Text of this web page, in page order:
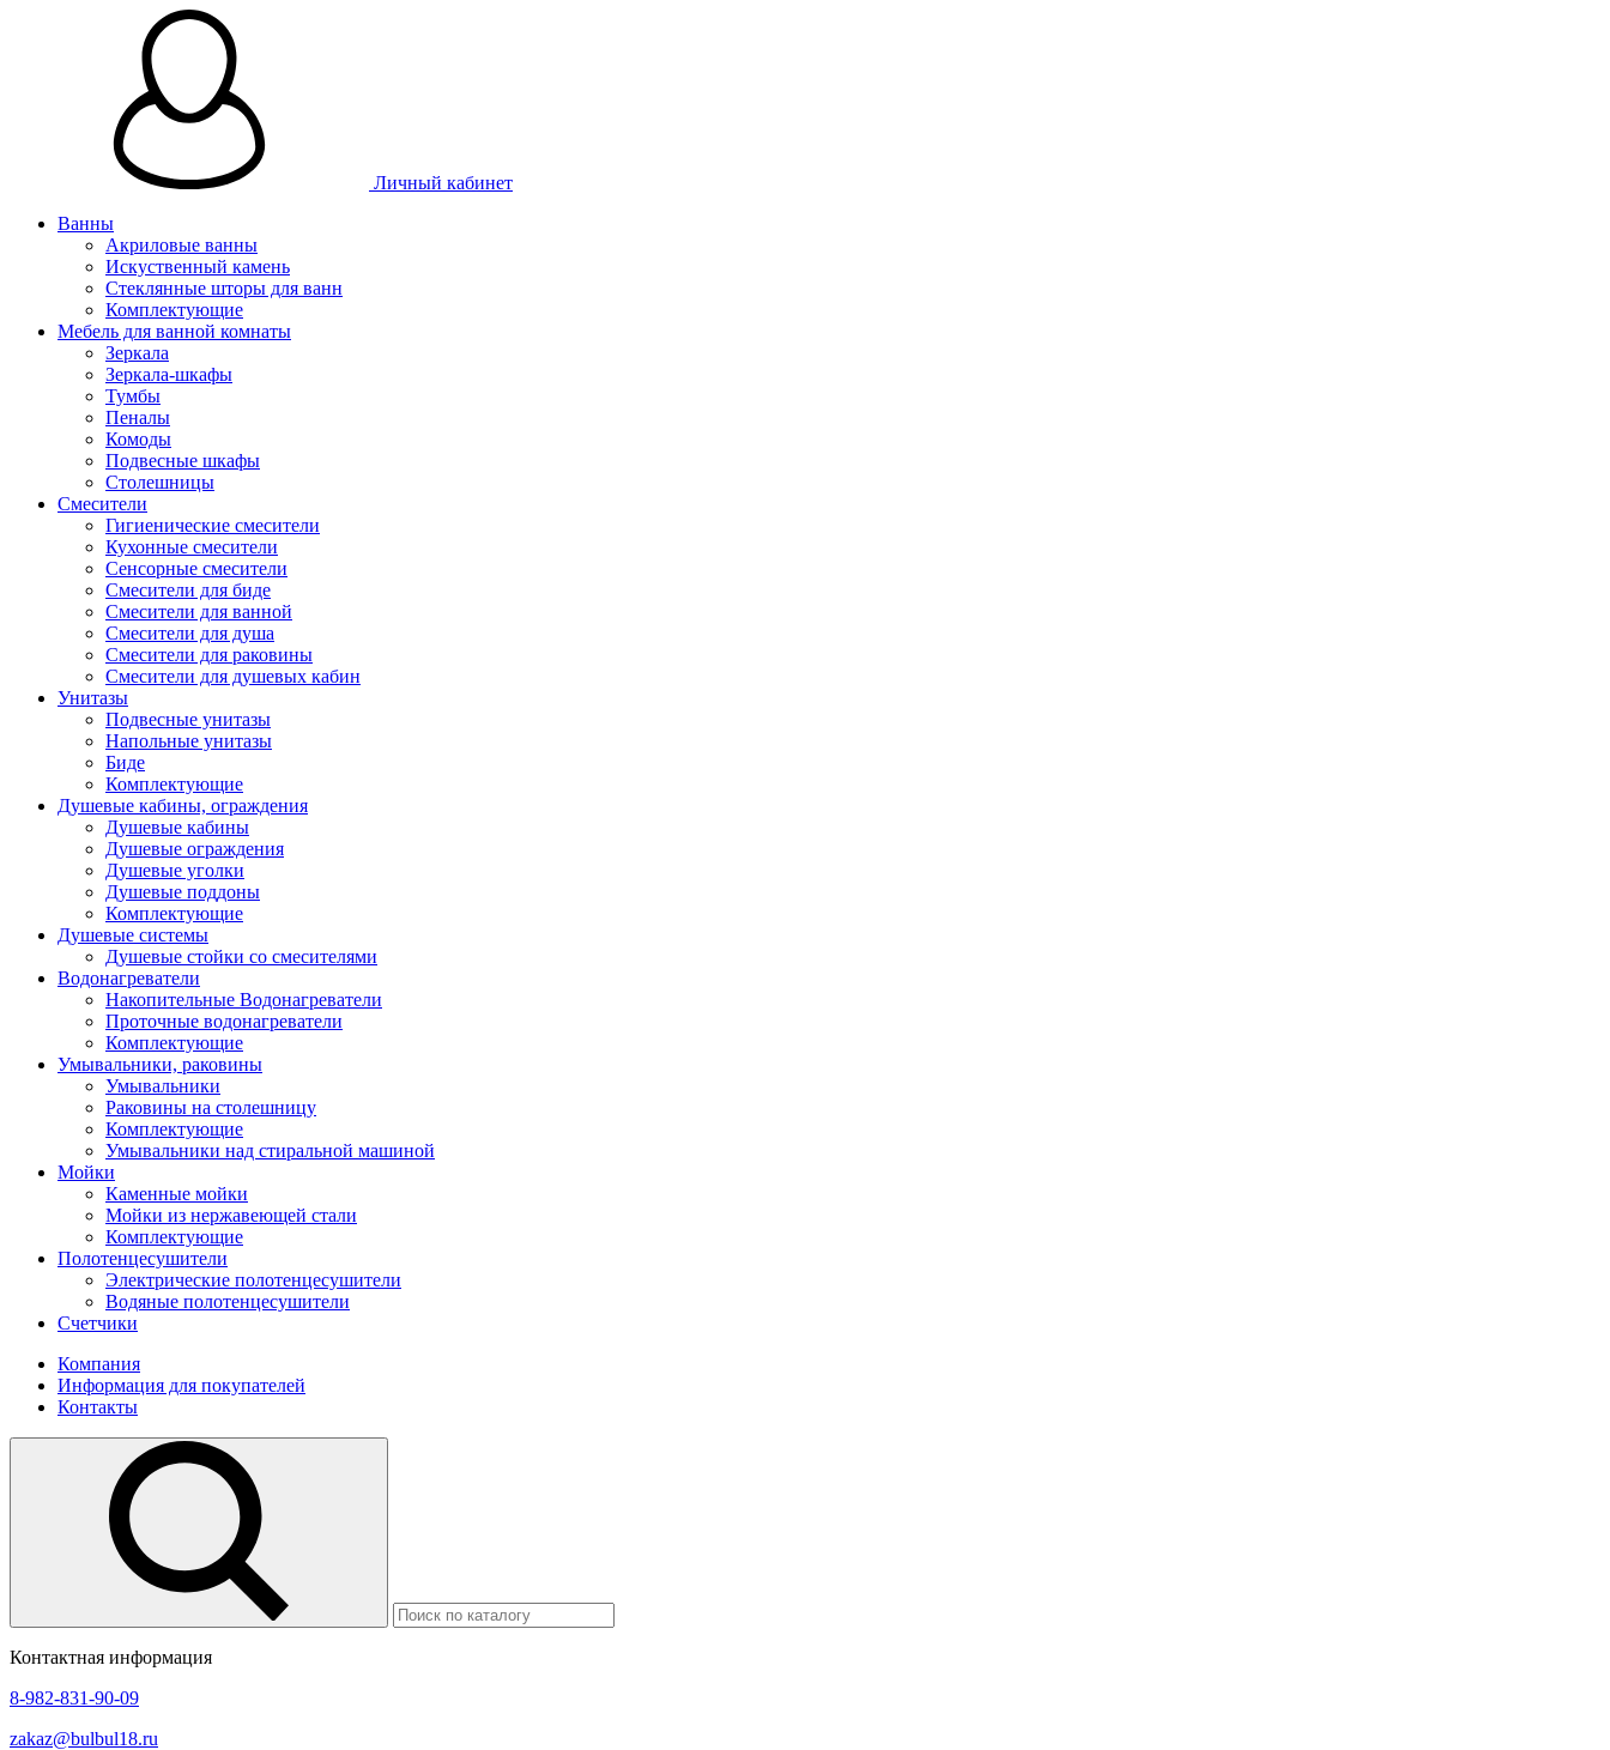
Личный кабинет
Ванны
Акриловые ванны
Искуственный камень
Стеклянные шторы для ванн
Комплектующие
Мебель для ванной комнаты
Зеркала
Зеркала-шкафы
Тумбы
Пеналы
Комоды
Подвесные шкафы
Столешницы
Смесители
Гигиенические смесители
Кухонные смесители
Сенсорные смесители
Смесители для биде
Смесители для ванной
Смесители для душа
Смесители для раковины
Смесители для душевых кабин
Унитазы
Подвесные унитазы
Напольные унитазы
Биде
Комплектующие
Душевые кабины, ограждения
Душевые кабины
Душевые ограждения
Душевые уголки
Душевые поддоны
Комплектующие
Душевые системы
Душевые стойки со смесителями
Водонагреватели
Накопительные Водонагреватели
Проточные водонагреватели
Комплектующие
Умывальники, раковины
Умывальники
Раковины на столешницу
Комплектующие
Умывальники над стиральной машиной
Мойки
Каменные мойки
Мойки из нержавеющей стали
Комплектующие
Полотенцесушители
Электрические полотенцесушители
Водяные полотенцесушители
Счетчики
Компания
Информация для покупателей
Контакты
Контактная информация
8-982-831-90-09
zakaz@bulbul18.ru